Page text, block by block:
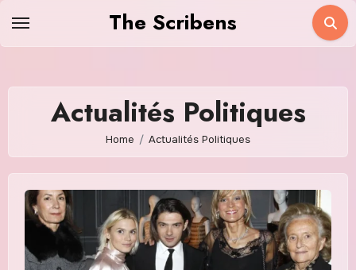
The Scribens
Actualités Politiques
Home Actualités Politiques